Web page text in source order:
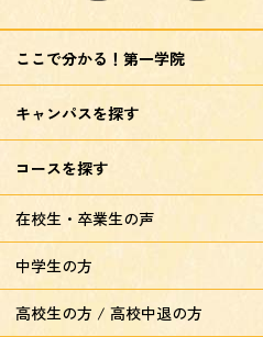
ここで分かる！第一学院
キャンパスを探す
コースを探す
在校生・卒業生の声
中学生の方
高校生の方 / 高校中退の方